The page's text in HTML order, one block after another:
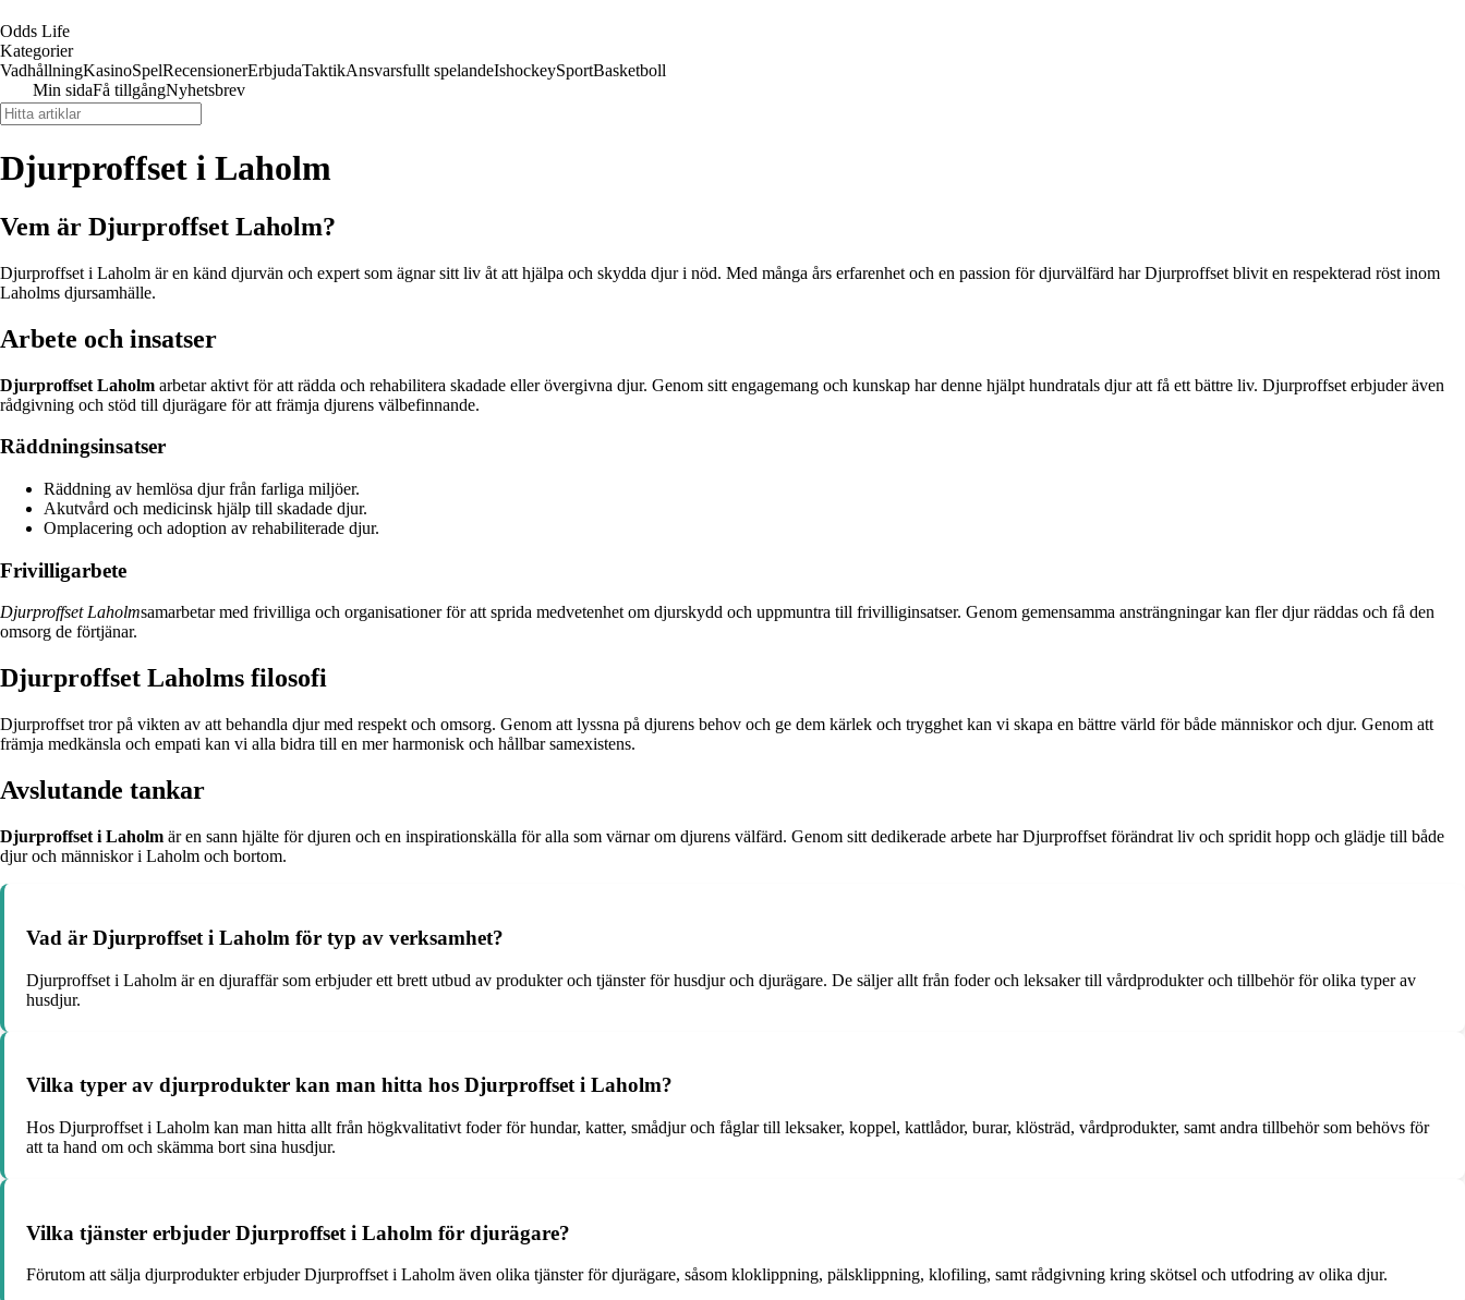
Odds Life
Kategorier
VadhållningKasinoSpelRecensionerErbjudaTaktikAnsvarsfullt spelandeIshockeySportBasketboll
Min sidaFå tillgångNyhetsbrev
Djurproffset i Laholm
Vem är Djurproffset Laholm?
Djurproffset i Laholm är en känd djurvän och expert som ägnar sitt liv åt att hjälpa och skydda djur i nöd. Med många års erfarenhet och en passion för djurvälfärd har Djurproffset blivit en respekterad röst inom
Laholms djursamhälle.
Arbete och insatser
Djurproffset Laholm arbetar aktivt för att rädda och rehabilitera skadade eller övergivna djur. Genom sitt engagemang och kunskap har denne hjälpt hundratals djur att få ett bättre liv. Djurproffset erbjuder även
rådgivning och stöd till djurägare för att främja djurens välbefinnande.
Räddningsinsatser
Räddning av hemlösa djur från farliga miljöer.
Akutvård och medicinsk hjälp till skadade djur.
Omplacering och adoption av rehabiliterade djur.
Frivilligarbete
Djurproffset Laholmsamarbetar med frivilliga och organisationer för att sprida medvetenhet om djurskydd och uppmuntra till frivilliginsatser. Genom gemensamma ansträngningar kan fler djur räddas och få den
omsorg de förtjänar.
Djurproffset Laholms filosofi
Djurproffset tror på vikten av att behandla djur med respekt och omsorg. Genom att lyssna på djurens behov och ge dem kärlek och trygghet kan vi skapa en bättre värld för både människor och djur. Genom att
främja medkänsla och empati kan vi alla bidra till en mer harmonisk och hållbar samexistens.
Avslutande tankar
Djurproffset i Laholm är en sann hjälte för djuren och en inspirationskälla för alla som värnar om djurens välfärd. Genom sitt dedikerade arbete har Djurproffset förändrat liv och spridit hopp och glädje till både
djur och människor i Laholm och bortom.
Vad är Djurproffset i Laholm för typ av verksamhet?
Djurproffset i Laholm är en djuraffär som erbjuder ett brett utbud av produkter och tjänster för husdjur och djurägare. De säljer allt från foder och leksaker till vårdprodukter och tillbehör för olika typer av
husdjur.
Vilka typer av djurprodukter kan man hitta hos Djurproffset i Laholm?
Hos Djurproffset i Laholm kan man hitta allt från högkvalitativt foder för hundar, katter, smådjur och fåglar till leksaker, koppel, kattlådor, burar, klösträd, vårdprodukter, samt andra tillbehör som behövs för
att ta hand om och skämma bort sina husdjur.
Vilka tjänster erbjuder Djurproffset i Laholm för djurägare?
Förutom att sälja djurprodukter erbjuder Djurproffset i Laholm även olika tjänster för djurägare, såsom kloklippning, pälsklippning, klofiling, samt rådgivning kring skötsel och utfodring av olika djur.